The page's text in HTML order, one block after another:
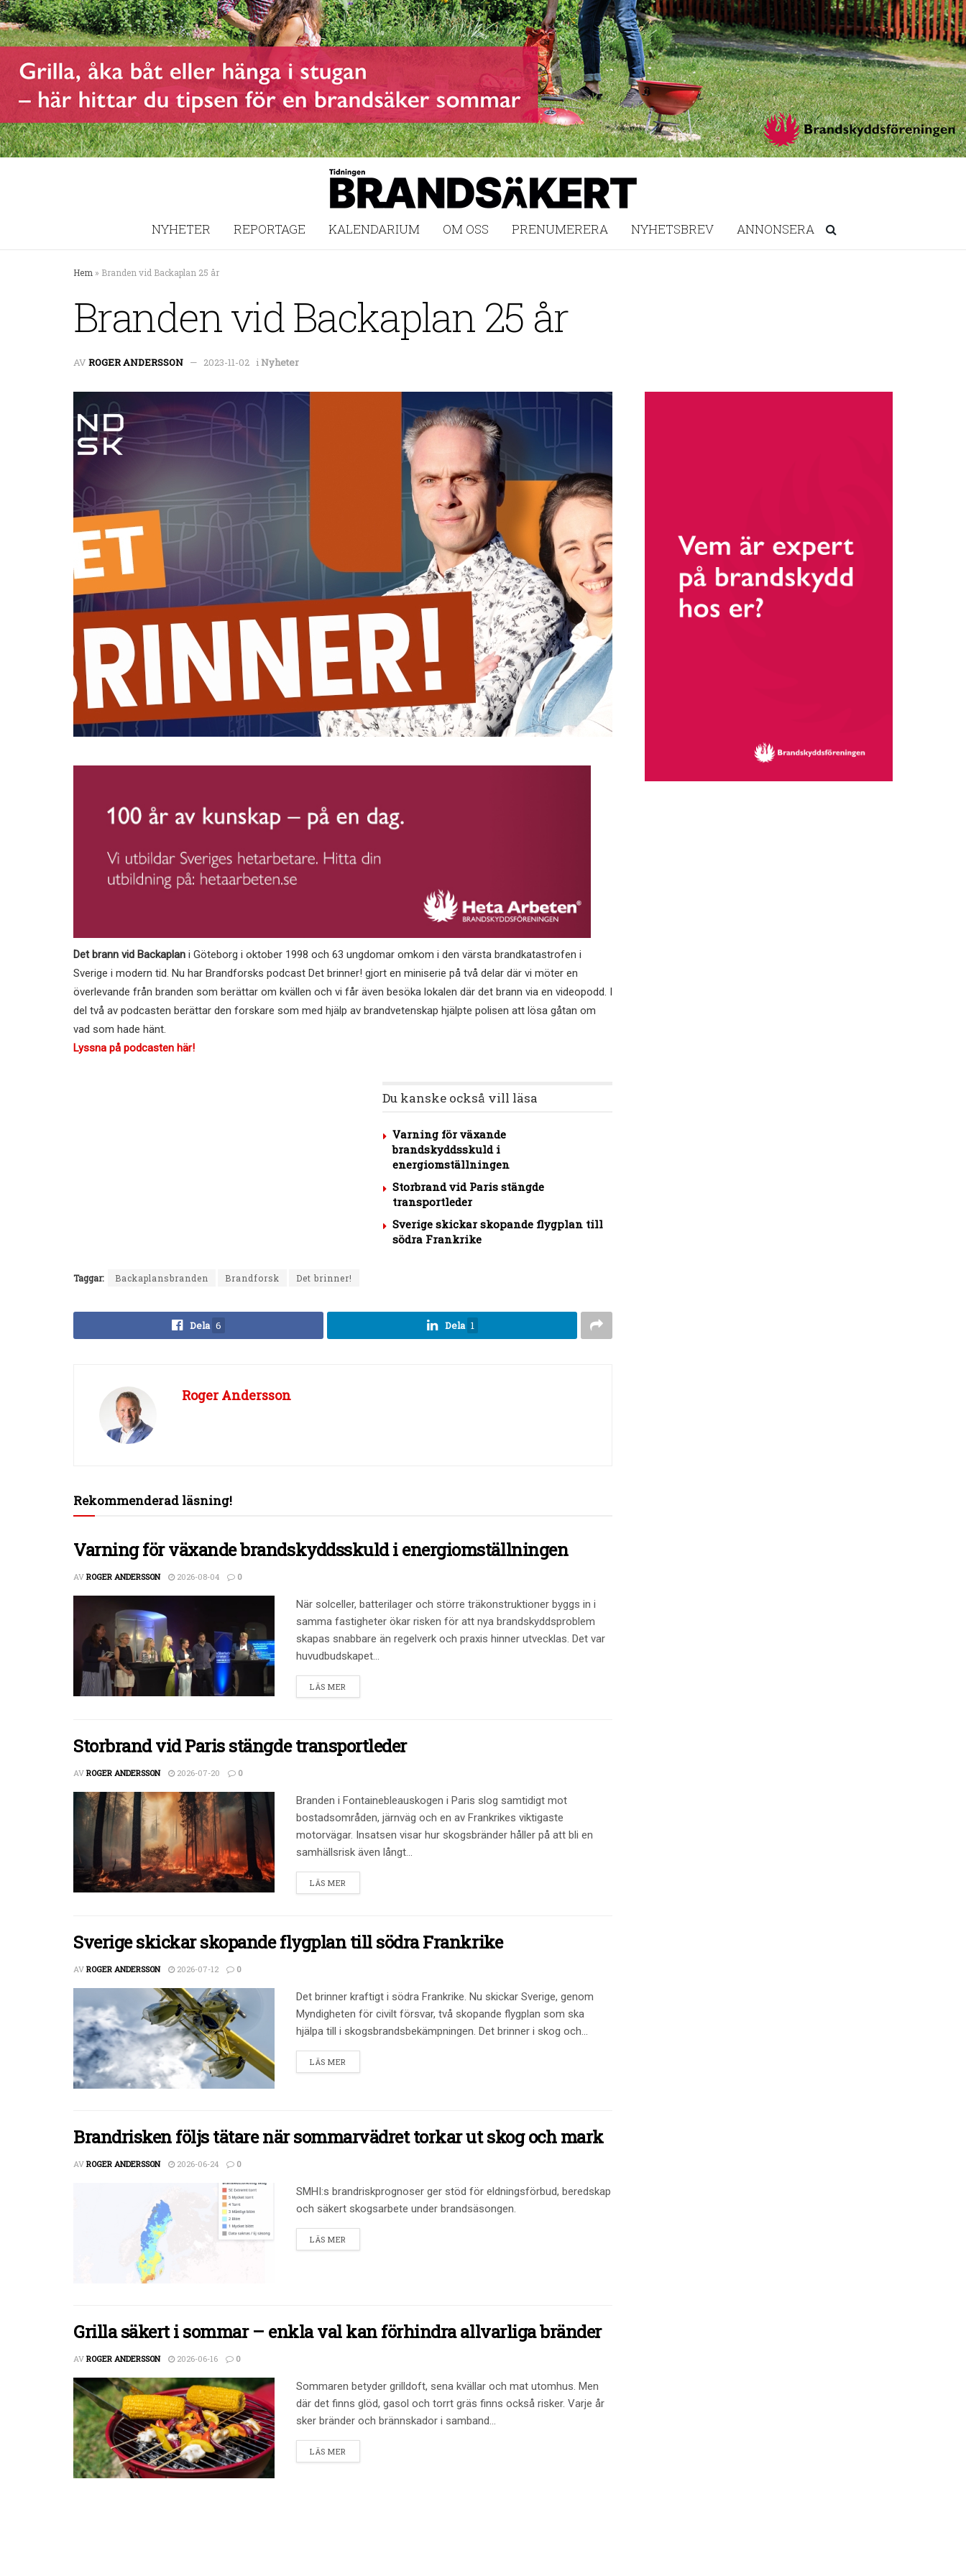
NYHETER REPORTAGE KALENDARIUM OM OSS PRENUMERERA NYHETSBREV ANNONSERA
Hem » Branden vid Backaplan 25 år
Branden vid Backaplan 25 år
AV ROGER ANDERSSON 2023-11-02 iNyheter
Det brann vid Backaplan i Göteborg i oktober 1998 och 63 ungdomar omkom i den värsta brandkatastrofen i
Sverige i modern tid. Nu har Brandforsks podcast Det brinner! gjort en miniserie på två delar där vi möter en
överlevande från branden som berättar om kvällen och vi får även besöka lokalen där det brann via en videopodd. I
del två av podcasten berättar den forskare som med hjälp av brandvetenskap hjälpte polisen att lösa gåtan om
vad som hade hänt.
Lyssna på podcasten här!
Du kanske också vill läsa
Varning för växande
brandskyddsskuld i
energiomställningen
Storbrand vid Paris stängde
transportleder
Sverige skickar skopande flygplan till
södra Frankrike
Taggar: Backaplansbranden Brandforsk Det brinner!
Dela 6 Dela 1
Roger Andersson
Rekommenderad läsning!
Varning för växande brandskyddsskuld i energiomställningen
AV ROGER ANDERSSON 2026-08-04 0
När solceller, batterilager och större träkonstruktioner byggs in i
samma fastigheter ökar risken för att nya brandskyddsproblem
skapas snabbare än regelverk och praxis hinner utvecklas. Det var
huvudbudskapet...
LÄS MER
Storbrand vid Paris stängde transportleder
AV ROGER ANDERSSON 2026-07-20 0
Branden i Fontainebleauskogen i Paris slog samtidigt mot
bostadsområden, järnväg och en av Frankrikes viktigaste
motorvägar. Insatsen visar hur skogsbränder håller på att bli en
samhällsrisk även långt...
LÄS MER
Sverige skickar skopande flygplan till södra Frankrike
AV ROGER ANDERSSON 2026-07-12 0
Det brinner kraftigt i södra Frankrike. Nu skickar Sverige, genom
Myndigheten för civilt försvar, två skopande flygplan som ska
hjälpa till i skogsbrandsbekämpningen. Det brinner i skog och...
LÄS MER
Brandrisken följs tätare när sommarvädret torkar ut skog och mark
AV ROGER ANDERSSON 2026-06-24 0
SMHI:s brandriskprognoser ger stöd för eldningsförbud, beredskap
och säkert skogsarbete under brandsäsongen.
LÄS MER
Grilla säkert i sommar – enkla val kan förhindra allvarliga bränder
AV ROGER ANDERSSON 2026-06-16 0
Sommaren betyder grilldoft, sena kvällar och mat utomhus. Men
där det finns glöd, gasol och torrt gräs finns också risker. Varje år
sker bränder och brännskador i samband...
LÄS MER